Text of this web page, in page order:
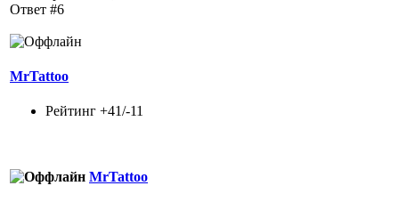
Ответ #6
MrTattoo
Рейтинг +41/-11
MrTattoo